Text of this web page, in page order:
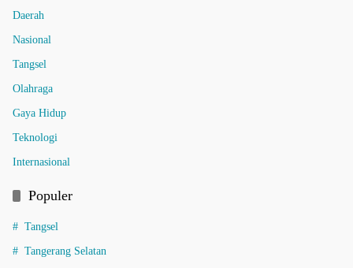
Daerah
Nasional
Tangsel
Olahraga
Gaya Hidup
Teknologi
Internasional
Populer
Tangsel
Tangerang Selatan